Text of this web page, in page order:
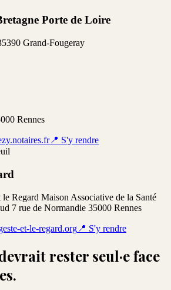
Porte de Loire
Grand-Fougeray
Rennes
📍 S'y rendre
Regard Maison Associative de la Santé
7 rue de Normandie 35000 Rennes
et-le-regard.org 📍 S'y rendre
rester seul·e face